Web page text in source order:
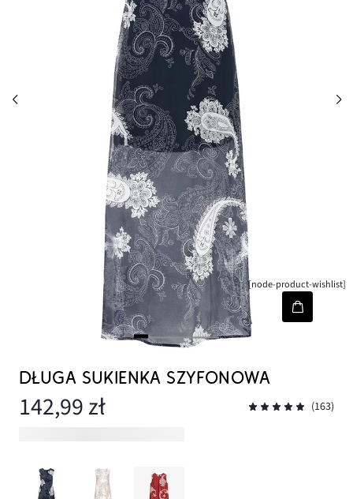
[node-product-wishlist]
DŁUGA SUKIENKA SZYFONOWA
142,99 zł (163)